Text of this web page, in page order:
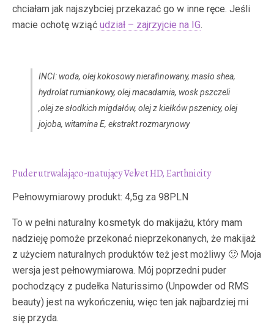
chciałam jak najszybciej przekazać go w inne ręce. Jeśli
macie ochotę wziąć udział – zajrzyjcie na IG.
INCI: woda, olej kokosowy nierafinowany, masło shea,
hydrolat rumiankowy, olej macadamia, wosk pszczeli
,olej ze słodkich migdałów, olej z kiełków pszenicy, olej
jojoba, witamina E, ekstrakt rozmarynowy
Puder utrwalająco-matujący Velvet HD, Earthnicity
Pełnowymiarowy produkt: 4,5g za 98PLN
To w pełni naturalny kosmetyk do makijażu, który mam
nadzieję pomoże przekonać nieprzekonanych, że makijaż
z użyciem naturalnych produktów też jest możliwy 🙂 Moja
wersja jest pełnowymiarowa. Mój poprzedni puder
pochodzący z pudełka Naturissimo (Unpowder od RMS
beauty) jest na wykończeniu, więc ten jak najbardziej mi
się przyda.